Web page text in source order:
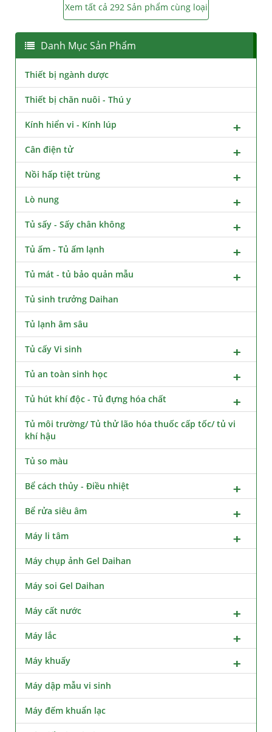
Xem tất cả 292 Sản phẩm cùng loại
Danh Mục Sản Phẩm
Thiết bị ngành dược
Thiết bị chăn nuôi - Thú y
Kính hiển vi - Kính lúp
Cân điện tử
Nồi hấp tiệt trùng
Lò nung
Tủ sấy - Sấy chân không
Tủ ấm - Tủ ấm lạnh
Tủ mát - tủ bảo quản mẫu
Tủ sinh trưởng Daihan
Tủ lạnh âm sâu
Tủ cấy Vi sinh
Tủ an toàn sinh học
Tủ hút khí độc - Tủ đựng hóa chất
Tủ môi trường/ Tủ thử lão hóa thuốc cấp tốc/ tủ vi
khí hậu
Tủ so màu
Bể cách thủy - Điều nhiệt
Bể rửa siêu âm
Máy li tâm
Máy chụp ảnh Gel Daihan
Máy soi Gel Daihan
Máy cất nước
Máy lắc
Máy khuấy
Máy dập mẫu vi sinh
Máy đếm khuẩn lạc